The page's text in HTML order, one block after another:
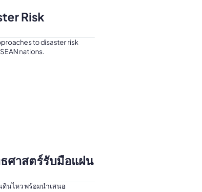
Risk
to disaster risk
nations.
ศาสตร์รับมือแผ่น
ดินไหว พร้อมนำเสนอ